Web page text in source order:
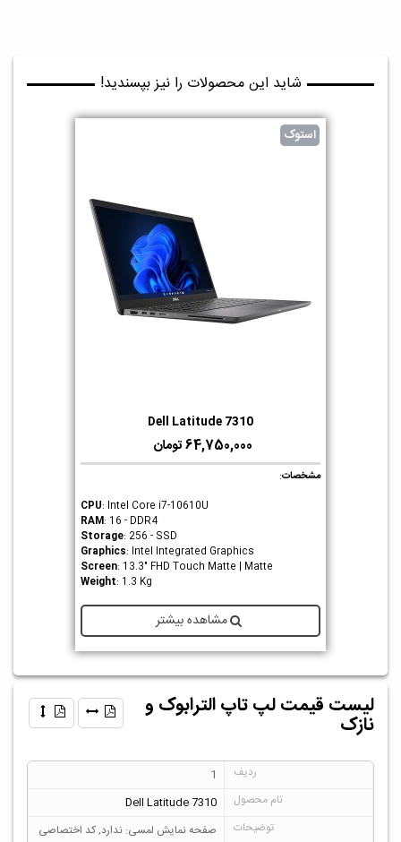
شاید این محصولات را نیز بپسندید!
استوک
Dell Latitude 7310
64,750,000 تومان
مشخصات:
CPU: Intel Core i7-10610U
RAM: 16 - DDR4
Storage: 256 - SSD
Graphics: Intel Integrated Graphics
Screen: 13.3" FHD Touch Matte | Matte
Weight: 1.3 Kg
مشاهده بیشتر
لیست قیمت لپ تاپ الترابوک و
نازک
1
Dell Latitude 7310
صفحه نمایش لمسی: ندارد, کد اختصاصی